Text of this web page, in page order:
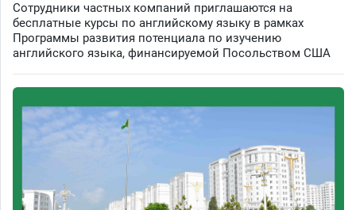
Сотрудники частных компаний приглашаются на
бесплатные курсы по английскому языку в рамках
Программы развития потенциала по изучению
английского языка, финансируемой Посольством США